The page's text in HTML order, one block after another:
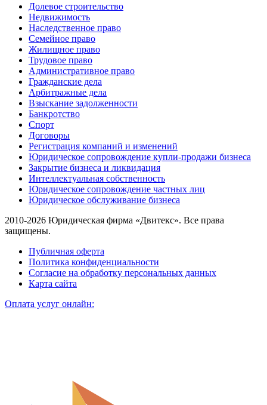
Долевое строительство
Недвижимость
Наследственное право
Семейное право
Жилищное право
Трудовое право
Административное право
Гражданские дела
Арбитражные дела
Взыскание задолженности
Банкротство
Спорт
Договоры
Регистрация компаний и изменений
Юридическое сопровождение купли-продажи бизнеса
Закрытие бизнеса и ликвидация
Интеллектуальная собственность
Юридическое сопровождение частных лиц
Юридическое обслуживание бизнеса
2010-2026 Юридическая фирма «Двитекс». Все права
защищены.
Публичная оферта
Политика конфиденциальности
Согласие на обработку персональных данных
Карта сайта
Оплата услуг онлайн: